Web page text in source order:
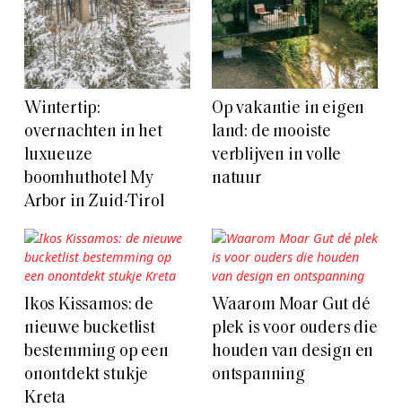
Wintertip:
overnachten in het
luxueuze
boomhuthotel My
Arbor in Zuid-Tirol
Op vakantie in eigen
land: de mooiste
verblijven in volle
natuur
Ikos Kissamos: de
nieuwe bucketlist
bestemming op een
onontdekt stukje
Kreta
Waarom Moar Gut dé
plek is voor ouders die
houden van design en
ontspanning